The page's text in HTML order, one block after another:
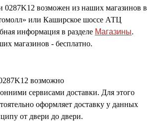
0287K12 возможен из наших магазинов в
или Каширское шоссе АТЦ
информация в разделе Магазины.
магазинов - бесплатно.
возможно
сервисами доставки. Для этого
оформляет доставку у данных
от двери до двери.